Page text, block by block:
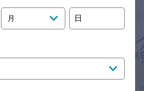
ューや営業時間などの掲載情報については、
変更されることがありますので、
の上ご来店くださいますようお願い申し上げま
月 日